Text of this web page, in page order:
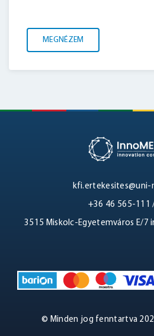
MEGNÉZEM
kfi.ertekesites@uni-
+36 46 565-111
3515 Miskolc-Egyetemváros E/7
© Minden jog fenntartva